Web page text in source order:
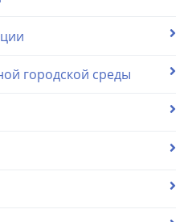
городской среды